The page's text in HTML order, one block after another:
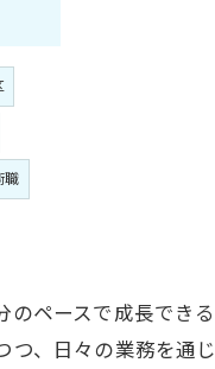
職
ペースで成長でき
つ、日々の業務を